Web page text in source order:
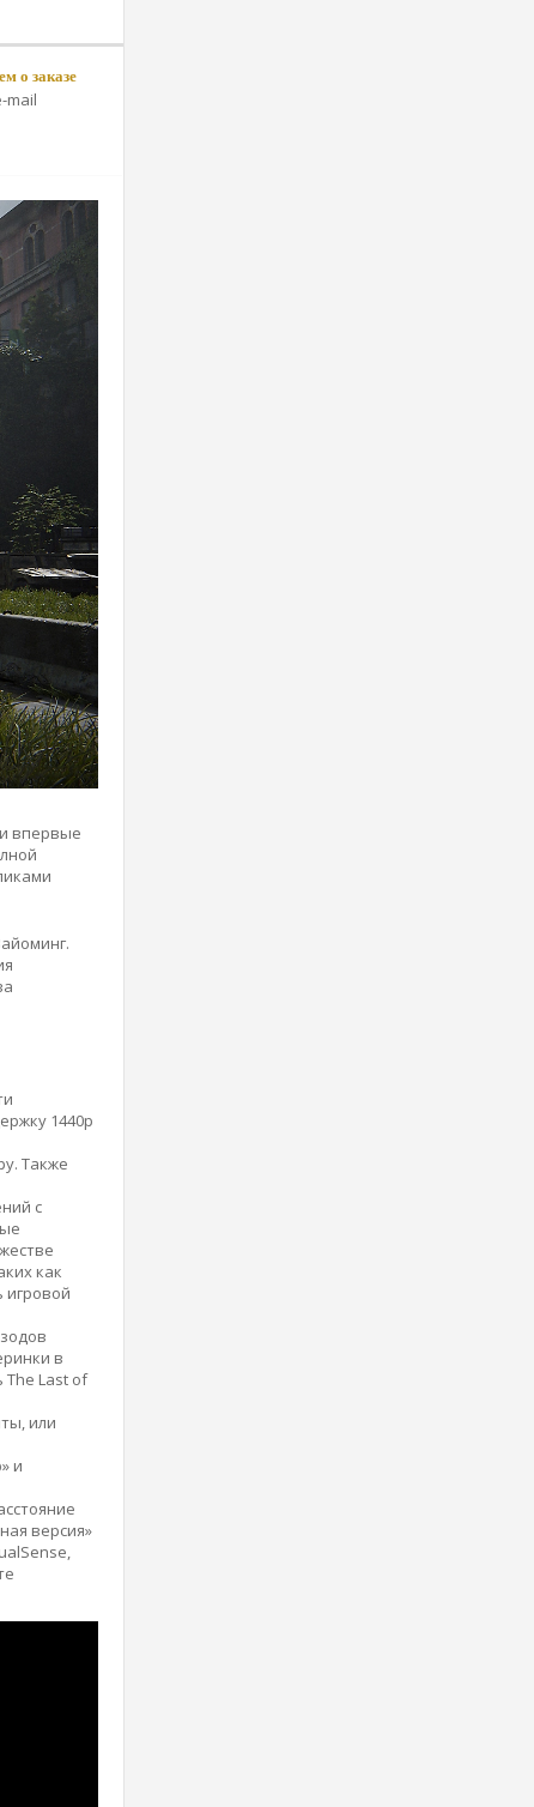
о заказе
mail
впервые
1440p
Также
с
как
игровой
в
The Last of
или
и
версия»